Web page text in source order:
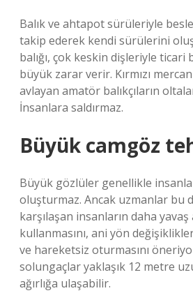
Balık ve ahtapot sürüleriyle
takip ederek kendi sürülerini
balığı, çok keskin dişleriyle ticari
büyük zarar verir. Kırmızı
avlayan amatör balıkçıların
İnsanlara saldırmaz.
Büyük camgöz
Büyük gözlüler genellikle
oluşturmaz. Ancak uzmanlar bu
karşılaşan insanların daha yavaş
kullanmasını, ani yön
ve hareketsiz oturmasını
solungaçlar yaklaşık 12 metre
ağırlığa ulaşabilir.